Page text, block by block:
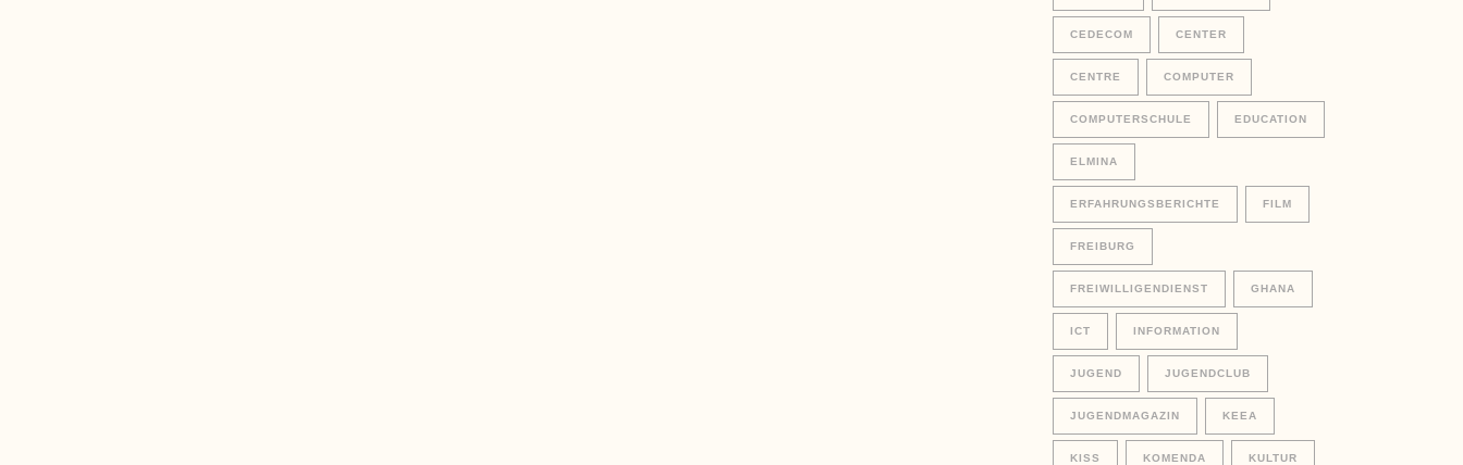
CEDECOM CENTER
CENTRE COMPUTER
COMPUTERSCHULE EDUCATION
ELMINA
ERFAHRUNGSBERICHTE FILM
FREIBURG
FREIWILLIGENDIENST GHANA
ICT INFORMATION
JUGEND JUGENDCLUB
JUGENDMAGAZIN KEEA
KISS KOMENDA KULTUR